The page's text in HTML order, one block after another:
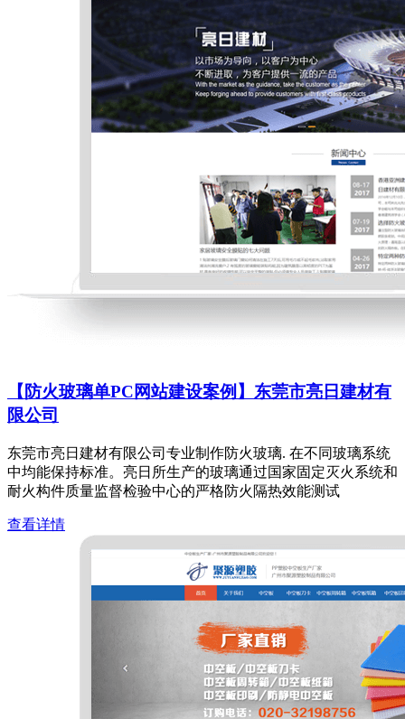
【防火玻璃单PC网站建设案例】东莞市亮日建材有
限公司
东莞市亮日建材有限公司专业制作防火玻璃. 在不同玻璃系统
中均能保持标准。亮日所生产的玻璃通过国家固定灭火系统和
耐火构件质量监督检验中心的严格防火隔热效能测试
查看详情